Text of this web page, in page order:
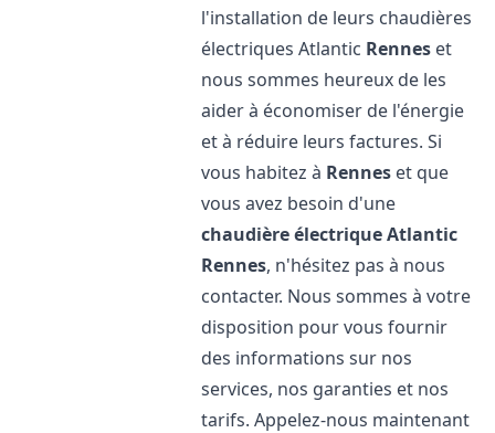
l'installation de leurs chaudières
électriques Atlantic Rennes et
nous sommes heureux de les
aider à économiser de l'énergie
et à réduire leurs factures. Si
vous habitez à Rennes et que
vous avez besoin d'une
chaudière électrique Atlantic
Rennes, n'hésitez pas à nous
contacter. Nous sommes à votre
disposition pour vous fournir
des informations sur nos
services, nos garanties et nos
tarifs. Appelez-nous maintenant